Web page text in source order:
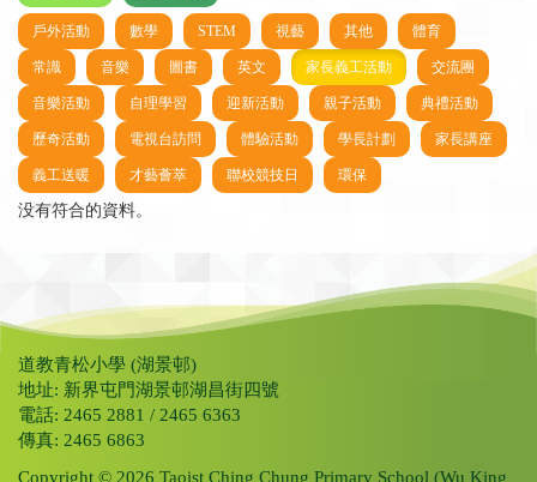
戶外活動 數學 STEM 視藝 其他 體育
常識 音樂 圖書 英文 家長義工活動 交流團
音樂活動 自理學習 迎新活動 親子活動 典禮活動
歷奇活動 電視台訪問 體驗活動 學長計劃 家長講座
義工送暖 才藝薈萃 聯校競技日 環保
没有符合的資料。
道教青松小學 (湖景邨)
地址: 新界屯門湖景邨湖昌街四號
電話: 2465 2881 / 2465 6363
傳真: 2465 6863
Copyright © 2026 Taoist Ching Chung Primary School (Wu King